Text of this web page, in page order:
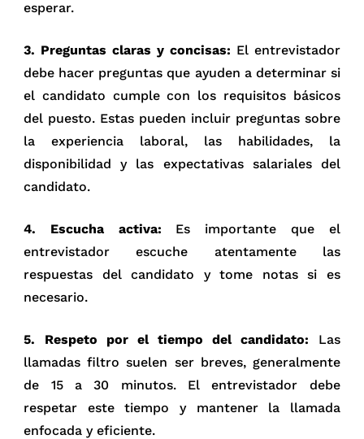
esperar.
3. Preguntas claras y concisas: El entrevistador
debe hacer preguntas que ayuden a determinar si
el candidato cumple con los requisitos básicos
del puesto. Estas pueden incluir preguntas sobre
la experiencia laboral, las habilidades, la
disponibilidad y las expectativas salariales del
candidato.
4. Escucha activa: Es importante que el
entrevistador escuche atentamente las
respuestas del candidato y tome notas si es
necesario.
5. Respeto por el tiempo del candidato: Las
llamadas filtro suelen ser breves, generalmente
de 15 a 30 minutos. El entrevistador debe
respetar este tiempo y mantener la llamada
enfocada y eficiente.